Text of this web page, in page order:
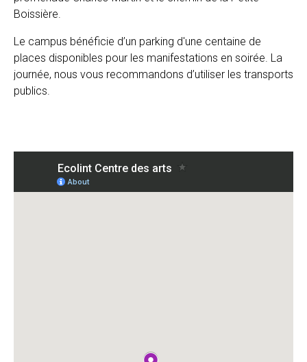
EN FR
Boissière.
Le campus bénéficie d’un parking d'une centaine de
places disponibles pour les manifestations en soirée. La
journée, nous vous recommandons d’utiliser les transports
publics.